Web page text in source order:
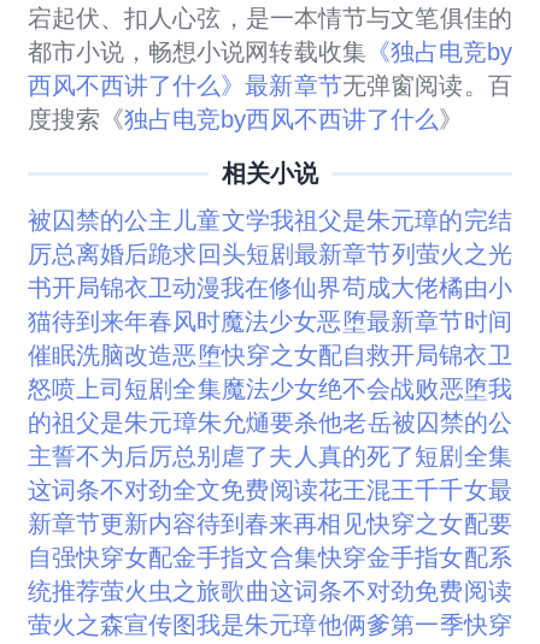
宕起伏、扣人心弦，是一本情节与文笔俱佳的
都市小说，畅想小说网转载收集 《独占电竞by
西风不西讲了什么》最新章节无弹窗阅读。百
度搜索《独占电竞by西风不西讲了什么》
相关小说
被囚禁的公主儿童文学我祖父是朱元璋的完结
厉总离婚后跪求回头短剧最新章节列 萤火之光
书开局锦衣卫动漫我在修仙界苟成大佬橘由小
猫待到来年春风时魔法少女恶堕最新章节时间
催眠洗脑改造恶堕快穿之女配自救开局锦衣卫
怒喷上司短剧全集魔法少女绝不会战败恶堕我
的祖父是朱元璋朱允熥要杀他老岳被囚禁的公
主誓不为后厉总别虐了夫人真的死了短剧全集
这词条不对劲全文免费阅读花王混王千千女最
新章节更新内容待到春来再相见快穿之女配要
自强快穿女配金手指文合集快穿金手指女配系
统推荐萤火虫之旅歌曲这词条不对劲免费阅读
萤火之森宣传图我是朱元璋他俩爹第一季快穿